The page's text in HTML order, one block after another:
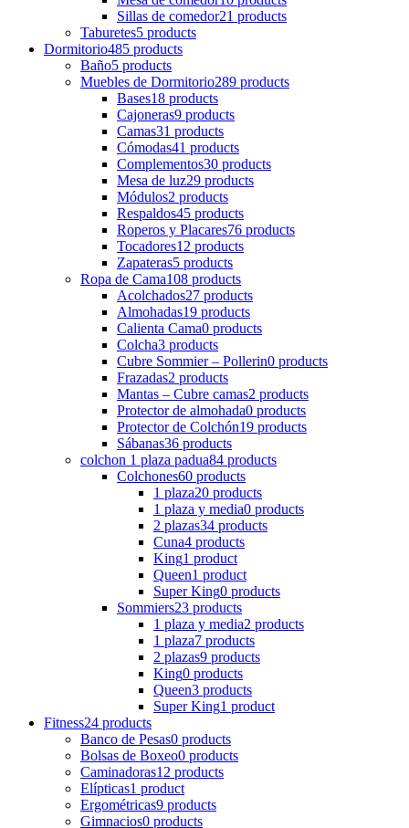
Sillas de comedor21 products
Taburetes5 products
Dormitorio485 products
Baño5 products
Muebles de Dormitorio289 products
Bases18 products
Cajoneras9 products
Camas31 products
Cómodas41 products
Complementos30 products
Mesa de luz29 products
Módulos2 products
Respaldos45 products
Roperos y Placares76 products
Tocadores12 products
Zapateras5 products
Ropa de Cama108 products
Acolchados27 products
Almohadas19 products
Calienta Cama0 products
Colcha3 products
Cubre Sommier – Pollerin0 products
Frazadas2 products
Mantas – Cubre camas2 products
Protector de almohada0 products
Protector de Colchón19 products
Sábanas36 products
colchon 1 plaza padua84 products
Colchones60 products
1 plaza20 products
1 plaza y media0 products
2 plazas34 products
Cuna4 products
King1 product
Queen1 product
Super King0 products
Sommiers23 products
1 plaza y media2 products
1 plaza7 products
2 plazas9 products
King0 products
Queen3 products
Super King1 product
Fitness24 products
Banco de Pesas0 products
Bolsas de Boxeo0 products
Caminadoras12 products
Elípticas1 product
Ergométricas9 products
Gimnacios0 products